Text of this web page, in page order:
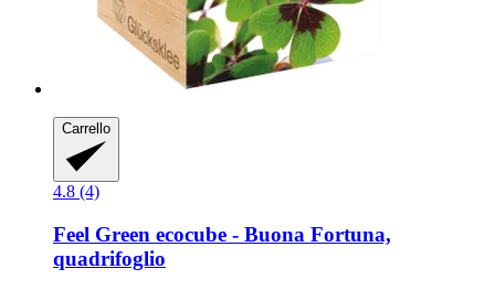
Carrello
4.8 (4)
Feel Green ecocube -​ Buona Fortuna,
quadrifoglio